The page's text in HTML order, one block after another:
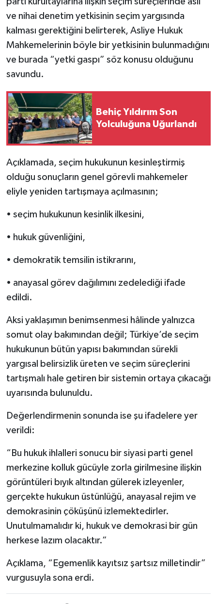
ve nihai denetim yetkisinin seçim yargısında
kalması gerektiğini belirterek, Asliye Hukuk
Mahkemelerinin böyle bir yetkisinin bulunmadığını
ve burada “yetki gaspı” söz konusu olduğunu
savundu.
Behiç Yıldırım Son
Yolculuğuna Uğurlandı
Açıklamada, seçim hukukunun kesinleştirmiş
olduğu sonuçların genel görevli mahkemeler
eliyle yeniden tartışmaya açılmasının;
• seçim hukukunun kesinlik ilkesini,
• hukuk güvenliğini,
• demokratik temsilin istikrarını,
• anayasal görev dağılımını zedelediği ifade
edildi.
Aksi yaklaşımın benimsenmesi hâlinde yalnızca
somut olay bakımından değil; Türkiye’de seçim
hukukunun bütün yapısı bakımından sürekli
yargısal belirsizlik üreten ve seçim süreçlerini
tartışmalı hale getiren bir sistemin ortaya çıkacağı
uyarısında bulunuldu.
Değerlendirmenin sonunda ise şu ifadelere yer
verildi:
“Bu hukuk ihlalleri sonucu bir siyasi parti genel
merkezine kolluk gücüyle zorla girilmesine ilişkin
görüntüleri bıyık altından gülerek izleyenler,
gerçekte hukukun üstünlüğü, anayasal rejim ve
demokrasinin çöküşünü izlemektedirler.
Unutulmamalıdır ki, hukuk ve demokrasi bir gün
herkese lazım olacaktır.”
Açıklama, “Egemenlik kayıtsız şartsız milletindir”
vurgusuyla sona erdi.